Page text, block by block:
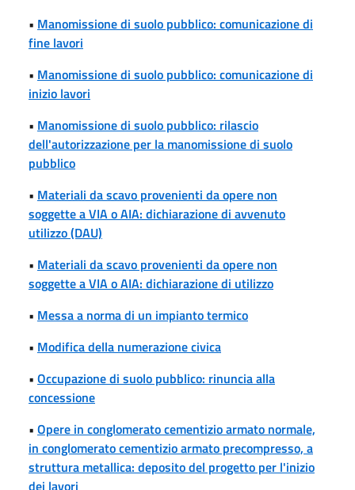
• Manomissione di suolo pubblico: comunicazione di
fine lavori
• Manomissione di suolo pubblico: comunicazione di
inizio lavori
• Manomissione di suolo pubblico: rilascio
dell'autorizzazione per la manomissione di suolo
pubblico
• Materiali da scavo provenienti da opere non
soggette a VIA o AIA: dichiarazione di avvenuto
utilizzo (DAU)
• Materiali da scavo provenienti da opere non
soggette a VIA o AIA: dichiarazione di utilizzo
• Messa a norma di un impianto termico
• Modifica della numerazione civica
• Occupazione di suolo pubblico: rinuncia alla
concessione
• Opere in conglomerato cementizio armato normale,
in conglomerato cementizio armato precompresso, a
struttura metallica: deposito del progetto per l'inizio
dei lavori